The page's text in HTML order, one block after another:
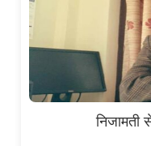
निजामती